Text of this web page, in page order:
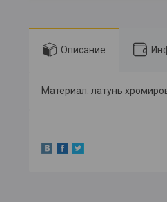
Описание
Материал: латунь